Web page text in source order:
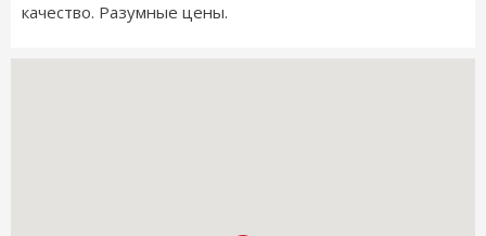
качество. Разумные цены.